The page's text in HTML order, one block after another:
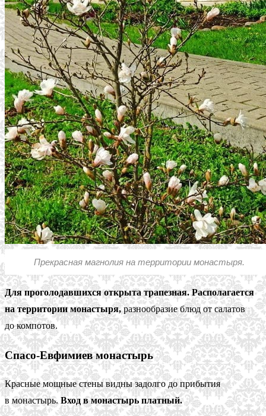
Прекрасная магнолия на территории монастыря.
Для проголодавшихся открыта трапезная. Располагается
на территории монастыря,разнообразие блюд от салатов
до компотов.
Спасо-Евфимиев монастырь
Красные мощные стены видны задолго до прибытия
в монастырь. Вход в монастырь платный.